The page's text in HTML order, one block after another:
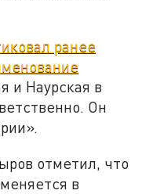
ранее
и Наурская в
Он
отметил, что
в